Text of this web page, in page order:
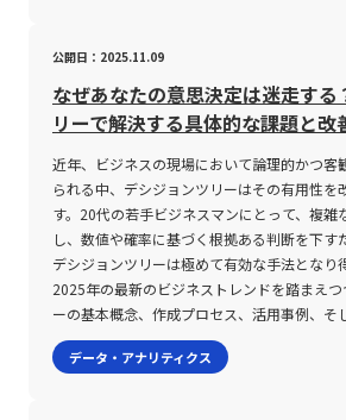
値が実際のリスク以上に高く算出される傾向
計算式では、当日の「ティピカル・プライス
し、これが小さくなると結果としてボラティ
ジが大きくなります。このため、投資初心者
ンは、株価の水準にも十分留意した上でボラ
釈することが求められます。 さらに、市場の
ティの重要な要因となります。市場の流動性
立しにくく実際の取引が制限されると、計測
は実際の市場リスクよりも高く見積もられる
のため、投資を行う際には銘柄の流動性や出
といった要素も十分に考慮し、ボラティリテ
ティの計算方法自体も複雑な側面を持ち合わ
出されるため、短期的な市場の動向を捉える
れらの指標は、特にFXなどの外国為替市場に
価と開始タイミングの決定に大きな影響を与える。 ボラ
ィの注意点 ボラティリティが高い環境下での取引は、大きな利益
獲得のチャンスを提供する反面、リスクも極
方で、ボラティリティが低い状況は取引の安
得機会が限定されやすい。 まず、高いボラ
市場の流動性と出来高が急激に増加する傾向
測が難しい急変動が発生する可能性がある。
表直後や主要市場の開始直後は、出来高の急
くなるケースが多い。 例えば、米ドル/円や
主要通貨ペアでは比較的安定した動きが見ら
ランド（ZAR）やトルコリラ（TRY）のよう
理、労務管理など、社員に関する各種情報を
効率の向上を図るための統合型ソリューショ
やExcelファイルに頼っていた人事業務を、シ
することにより、情報更新の迅速化や正確性
具体的には、以下のような機能が含まれます
募者の基本情報、選考状況、面接結果等を効
ロセス全体を見える化します。・人事評価管
標設定や実績、評価者からのフィードバック
材育成や昇進判断に活用されます。・タレン
社員のスキル、資格、社内表彰など、個々の
し、将来的な人材配置や組織改革の基盤とし
理機能：出勤情報、有給休暇の管理、残業時
種手当の計算までを自動化し、担当者の負担
公開日：2025.11.09
なぜあなたの意思決定は迷走する
リーで解決する具体的な課題と改
近年、ビジネスの現場において論理的かつ客
られる中、デシジョンツリーはその有用性を
す。20代の若手ビジネスマンにとって、複雑
し、数値や確率に基づく根拠ある判断を下す
デシジョンツリーは極めて有効な手法となり
2025年の最新のビジネストレンドを踏まえ
ーの基本概念、作成プロセス、活用事例、そ
述し、今後のキャリアや業務改善活動におい
を提供することを目的としています。 デシジ
データ・アナリティクス